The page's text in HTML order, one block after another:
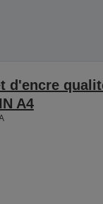
d'encre
A4